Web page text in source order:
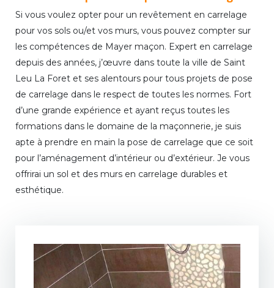
Si vous voulez opter pour un revêtement en carrelage
pour vos sols ou/et vos murs, vous pouvez compter sur
les compétences de Mayer maçon. Expert en carrelage
depuis des années, j’œuvre dans toute la ville de Saint
Leu La Foret et ses alentours pour tous projets de pose
de carrelage dans le respect de toutes les normes. Fort
d’une grande expérience et ayant reçus toutes les
formations dans le domaine de la maçonnerie, je suis
apte à prendre en main la pose de carrelage que ce soit
pour l’aménagement d’intérieur ou d’extérieur. Je vous
offrirai un sol et des murs en carrelage durables et
esthétique.